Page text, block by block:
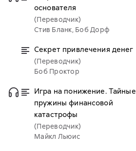
основателя
(Переводчик)
Стив Бланк, Боб Дорф
Секрет привлечения денег
(Переводчик)
Боб Проктор
Игра на понижение. Тайные
пружины финансовой
катастрофы
(Переводчик)
Майкл Льюис